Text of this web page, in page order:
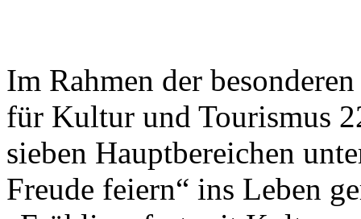
Im Rahmen der
für Kultur und Tourismus
sieben Hauptbereichen
Freude feiern“ ins Leben